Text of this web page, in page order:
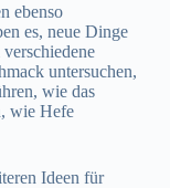
ebenso
es, neue Dinge
untersuchen,
wie das
wie Hefe
Ideen für